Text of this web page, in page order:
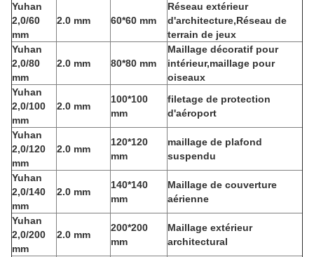
Yuhan
2,0/60
mm
2.0 mm 60*60 mm
Réseau extérieur
d'architecture,Réseau de
terrain de jeux
Yuhan
2,0/80
mm
2.0 mm 80*80 mm
Maillage décoratif pour
intérieur,maillage pour
oiseaux
Yuhan
2,0/100
mm
2.0 mm
100*100
mm
filetage de protection
d'aéroport
Yuhan
2,0/120
mm
2.0 mm
120*120
mm
maillage de plafond
suspendu
Yuhan
2,0/140
mm
2.0 mm
140*140
mm
Maillage de couverture
aérienne
Yuhan
2,0/200
mm
2.0 mm
200*200
mm
Maillage extérieur
architectural